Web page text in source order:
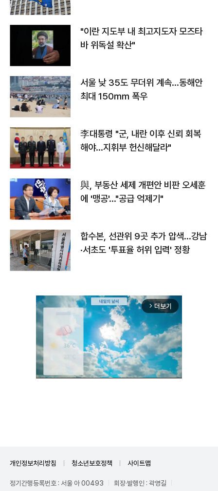
"이란 지도부 내 최고지도자 모즈타
바 위독설 확산"
서울 낮 35도 무더위 계속…동해안
최대 150㎜ 폭우
李대통령 "군, 내란 이후 신뢰 회복
해야…지휘부 헌신해달라"
與, 부동산 세제 개편안 비판 오세훈
에 '맹공'…"공급 억제기"
합수본, 선관위 9곳 추가 압색…강남
·서초도 '투표율 허위 입력' 정황
arrow_forward_ios 더보기
개인정보처리방침 청소년보호정책 사이트맵
정기간행등록번호 : 서울 아 00493 회장·발행인 : 곽영길